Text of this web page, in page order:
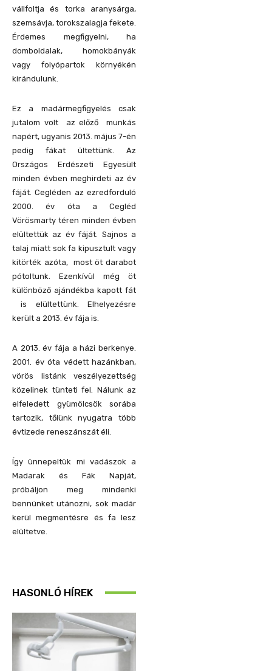
vállfoltja és torka aranysárga,
szemsávja, torokszalagja fekete.
Érdemes megfigyelni, ha
domboldalak, homokbányák
vagy folyópartok környékén
kirándulunk.
Ez a madármegfigyelés csak
jutalom volt az előző munkás
napért, ugyanis 2013. május 7-én
pedig fákat ültettünk. Az
Országos Erdészeti Egyesült
minden évben meghirdeti az év
fáját. Cegléden az ezredforduló
2000. év óta a Cegléd
Vörösmarty téren minden évben
elültettük az év fáját. Sajnos a
talaj miatt sok fa kipusztult vagy
kitörték azóta, most öt darabot
pótoltunk. Ezenkívül még öt
különböző ajándékba kapott fát
is elültettünk. Elhelyezésre
került a 2013. év fája is.
A 2013. év fája a házi berkenye.
2001. év óta védett hazánkban,
vörös listánk veszélyezettség
közelinek tünteti fel. Nálunk az
elfeledett gyümölcsök sorába
tartozik, tőlünk nyugatra több
évtizede reneszánszát éli.
Így ünnepeltük mi vadászok a
Madarak és Fák Napját,
próbáljon meg mindenki
bennünket utánozni, sok madár
kerül megmentésre és fa lesz
elültetve.
HASONLÓ HÍREK